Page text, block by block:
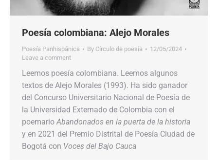
Poesía colombiana: Alejo Morales
Poesía Panhispánica By Círculo de poesía
12/05/2024
Leave a comment
Leemos poesía colombiana. Leemos algunos
textos de Alejo Morales (1993). Ha sido ganador
del Concurso Universitario Nacional de Poesía de
la Universidad Externado de Colombia con el
poemarioAbandonados en la puerta de la historia
y en 2021 del Premio Distrital de Poesía Ciudad de
Bogotá con Voces del Bajo Cauca